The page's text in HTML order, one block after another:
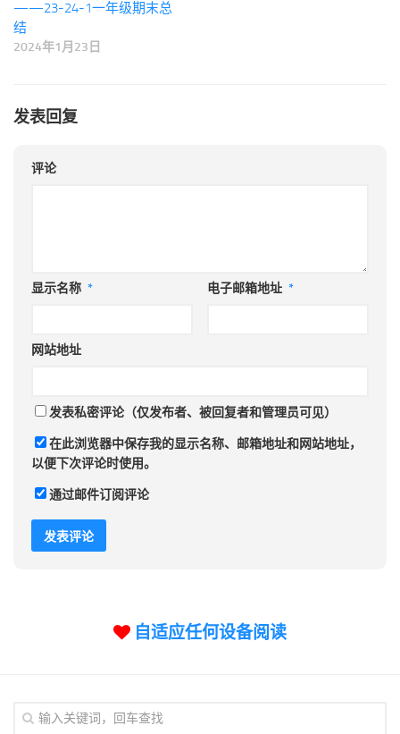
——23-24-1一年级期末总
结
2024年1月23日
发表回复
评论
显示名称 * 电子邮箱地址 *
网站地址
发表私密评论（仅发布者、被回复者和管理员可见）
在此浏览器中保存我的显示名称、邮箱地址和网站地址，
以便下次评论时使用。
通过邮件订阅评论
自适应任何设备阅读